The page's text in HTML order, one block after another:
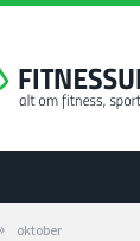
oktober